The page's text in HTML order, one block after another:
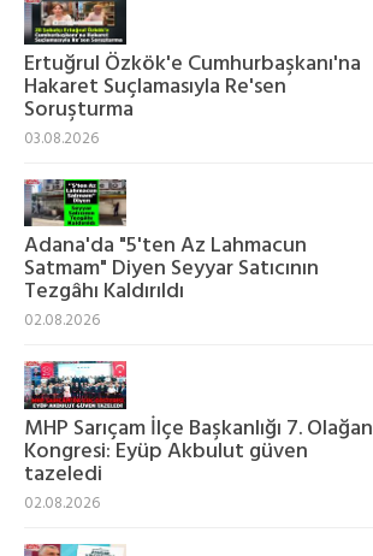
Ertuğrul Özkök'e Cumhurbaşkanı'na
Hakaret Suçlamasıyla Re'sen
Soruşturma
03.08.2026
Adana'da "5'ten Az Lahmacun
Satmam" Diyen Seyyar Satıcının
Tezgâhı Kaldırıldı
02.08.2026
MHP Sarıçam İlçe Başkanlığı 7. Olağan
Kongresi: Eyüp Akbulut güven
tazeledi
02.08.2026